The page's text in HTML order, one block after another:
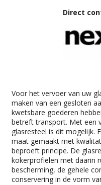
Direct
Voor het vervoer van uw
maken van een gesloten
kwetsbare goederen
betreft transport. Met een
glasresteel is dit mogelijk.
maat gemaakt met
beproeft principe. De
kokerprofielen met daarin
bescherming, de gehele
conservering in de vorm